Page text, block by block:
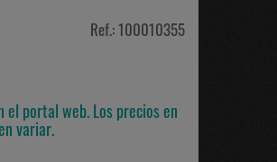
Ref.: 100010355
el portal web. Los precios en
variar.